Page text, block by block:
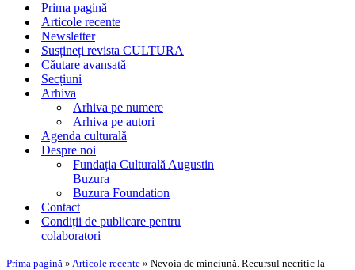
navigarePrima pagină
Articole recente
Newsletter
Susțineți revista CULTURA
Căutare avansată
Secțiuni
Arhiva
Arhiva pe numere
Arhiva pe autori
Agenda culturală
Despre noi
Fundația Culturală Augustin
Buzura
Buzura Foundation
Contact
Condiții de publicare pentru
colaboratori
Prima pagină » Articole recente » Nevoia de minciună. Recursul necritic la